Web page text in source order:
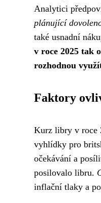
Analytici
plánující
také usnadní
v roce 2025 tak
rozhodnou
Faktory
Kurz libry v roce
vyhlídky pro
očekávání a
posilovalo libru.
inflační tlaky a